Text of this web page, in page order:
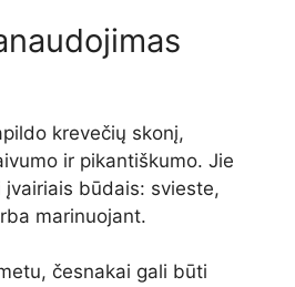
krevečių skonį,
ir pikantiškumo. Jie
būdais: svieste,
marinuojant.
česnakai gali būti